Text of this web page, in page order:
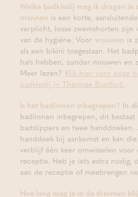
Welke badkledij mag ik dragen in
mannen is een korte,
verplicht, losse zwemshorten zijn
van de hygiëne. Voor vrouwen is
als een bikini toegestaan. Het
hals hebben, zonder mouwen en
Meer lezen? Klik hier voor onze
badkledij in Thermae Boetfort.
Is het badlinnen inbegrepen? In
badlinnen inbegrepen, dit bestaat
badslippers en twee handdoeken.
handdoek bij aankomst en kan
verblijf één keer omwisselen voor
receptie. Heb je iets extra nodig,
aan de receptie of meebrengen
Hoe lang mag je in de thermen